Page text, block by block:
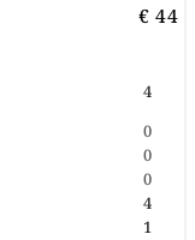
€ 44
4
0
0
0
4
1